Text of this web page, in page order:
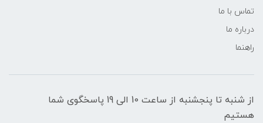
تماس با ما
درباره ما
راهنما
از شنبه تا پنجشنبه از ساعت 10 الی 19 پاسخگوی شما
هستیم